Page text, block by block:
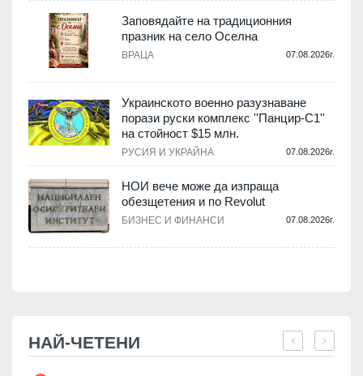
Заповядайте на традиционния
празник на село Оселна
ВРАЦА 07.08.2026г.
Украинското военно разузнаване
порази руски комплекс ''Панцир-С1''
на стойност $15 млн.
РУСИЯ И УКРАЙНА 07.08.2026г.
НОИ вече може да изпраща
обезщетения и по Revolut
БИЗНЕС И ФИНАНСИ 07.08.2026г.
НАЙ-ЧЕТЕНИ